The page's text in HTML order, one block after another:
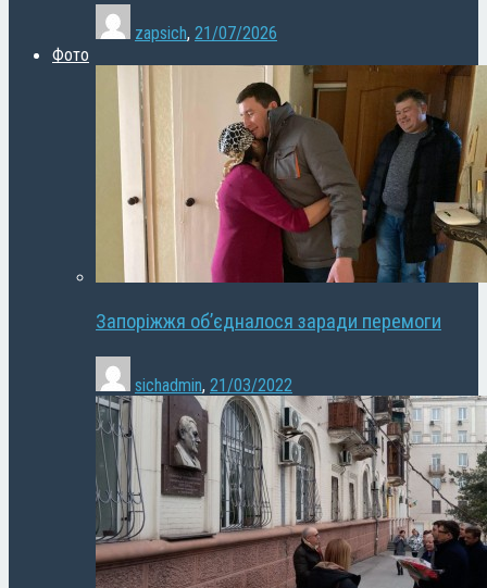
zapsich, 21/07/2026
Фото
Запоріжжя об’єдналося заради перемоги
sichadmin, 21/03/2022